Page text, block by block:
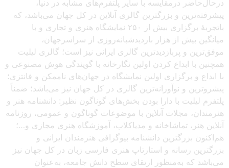
درحال‌حاضر درمقایسه با سایر پلتفرم‌های مشابه در دنیا،
پیشرفته‌ترین و بزرگترین گالری آنلاین در کل جهان می‌باشد، که
باتجربهٔ برگزاری بیش از ۲۵۰ نمایشگاه هنری و تجاری و با
میانگین بیش از هزار بازدیدشبانه‌روزی از سراسرجهان،
موفق‌ترین و پربازدیدترین گالری ایرانی نیز است؛ گالری لیلیت
همچنین با ابداع کردن اولین نگارخانه با گویندگی هوش مصنوعی و
با ابداع و برگزاری اولین نمایشگاه در جهان‌های ناممکن و فانتزی؛
پیشروترین و نوآورانه‌ترین گالری در کل جهان نیز می‌باشد؛ ضمناً
پلتفرم لیلیت با دارا بودن بخش‌های گوناگون نظیر: دانشنامه هنر و
هنرمندان، مجلات آنلاین با موضوعات گوناگون و عمومی، روزنامه
آنلاین هنر، تماشاخانه و مدیاکلاب، آموزشگاه هنری مجازی و…؛
هم‌اکنون بزرگترین دانشنامه بیوگرافی هنرمندان ایرانی و
بزرگترین رسانه و استارتاپ هنری فارسی زبان در کل جهان نیز
می‌باشد که به‌منظور ارتقای سطح دانش جامعه، به‌عنوان